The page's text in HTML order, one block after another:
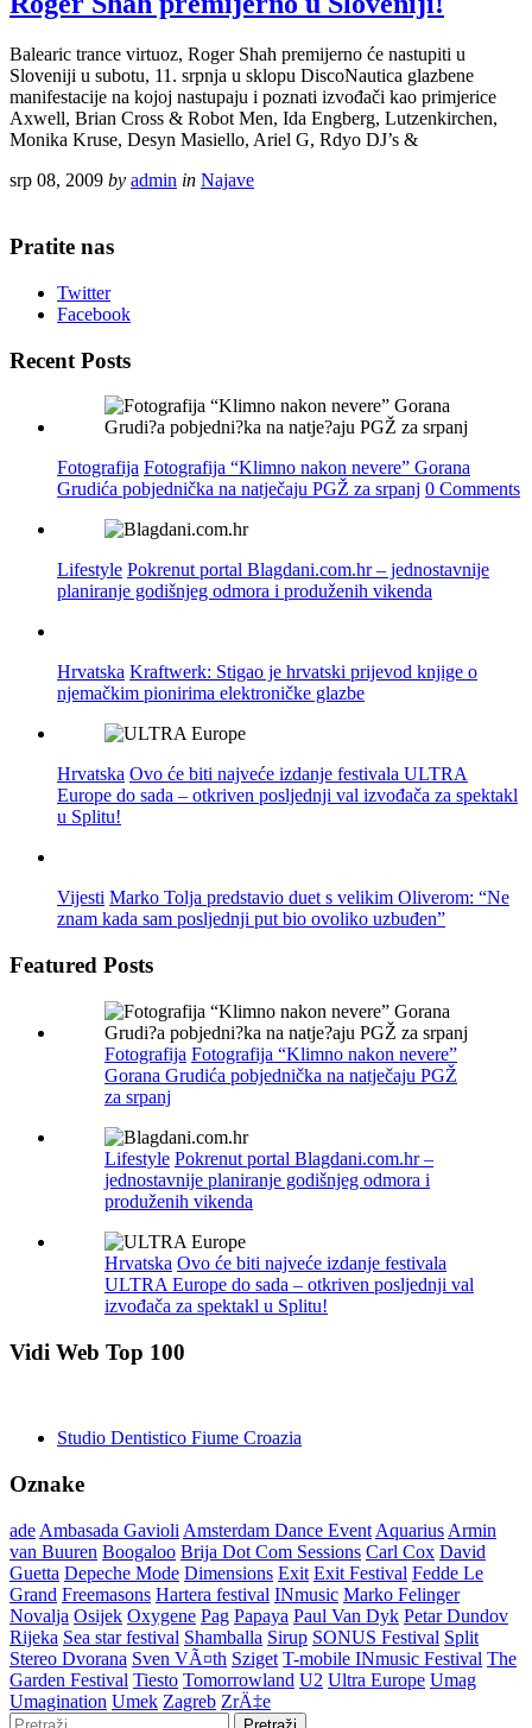
Balearic trance virtuoz, Roger Shah premijerno će nastupiti u
Sloveniji u subotu, 11. srpnja u sklopu DiscoNautica glazbene
manifestacije na kojoj nastupaju i poznati izvođači kao primjerice
Axwell, Brian Cross & Robot Men, Ida Engberg, Lutzenkirchen,
Monika Kruse, Desyn Masiello, Ariel G, Rdyo DJ’s &
srp 08, 2009 by admin in Najave
Pratite nas
Twitter
Facebook
Recent Posts
Fotografija Fotografija “Klimno nakon nevere” Gorana
Grudića pobjednička na natječaju PGŽ za srpanj 0 Comments
Lifestyle Pokrenut portal Blagdani.com.hr – jednostavnije
planiranje godišnjeg odmora i produženih vikenda
Hrvatska Kraftwerk: Stigao je hrvatski prijevod knjige o
njemačkim pionirima elektroničke glazbe
Hrvatska Ovo će biti najveće izdanje festivala ULTRA
Europe do sada – otkriven posljednji val izvođača za spektakl
u Splitu!
Vijesti Marko Tolja predstavio duet s velikim Oliverom: “Ne
znam kada sam posljednji put bio ovoliko uzbuđen”
Featured Posts
Fotografija Fotografija “Klimno nakon nevere”
Gorana Grudića pobjednička na natječaju PGŽ
za srpanj
Lifestyle Pokrenut portal Blagdani.com.hr –
jednostavnije planiranje godišnjeg odmora i
produženih vikenda
Hrvatska Ovo će biti najveće izdanje festivala
ULTRA Europe do sada – otkriven posljednji val
izvođača za spektakl u Splitu!
Vidi Web Top 100
Studio Dentistico Fiume Croazia
Oznake
ade Ambasada Gavioli Amsterdam Dance Event Aquarius Armin
van Buuren Boogaloo Brija Dot Com Sessions Carl Cox David
Guetta Depeche Mode Dimensions Exit Exit Festival Fedde Le
Grand Freemasons Hartera festival INmusic Marko Felinger
Novalja Osijek Oxygene Pag Papaya Paul Van Dyk Petar Dundov
Rijeka Sea star festival Shamballa Sirup SONUS Festival Split
Stereo Dvorana Sven VÃ¤th Sziget T-mobile INmusic Festival The
Garden Festival Tiesto Tomorrowland U2 Ultra Europe Umag
Umagination Umek Zagreb ZrÄ‡e
Pretraži: